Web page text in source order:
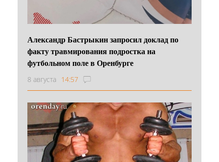
Александр Бастрыкин запросил доклад по
факту травмирования подростка на
футбольном поле в Оренбурге
8 августа 14:57